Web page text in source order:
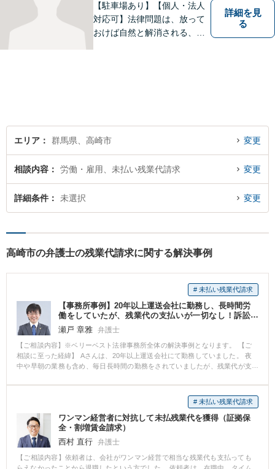
【駐車場あり】【個人・法人
対応可】法律問題は、放って
おけば自然と解消される、解
詳細を見
る
エリア 群馬県、高崎市 変更
相談内容 労働・雇用、未払い残業代請求 変更
詳細条件 未選択 変更
高崎市の弁護士の残業代請求に関する解決事例
# 未払い残業代請求
【事務所事例】20年以上運送会社に勤務し、長時間労
働をしていたが、残業代の支払いが一切なし！訴訟
（裁判）で、約770万円を得た
瀬戸 章雅 弁護士
【ご相談内容】※ベリーベスト法律事務所全体の解決事例となります。 【ご
相談に至った経緯】 Aさんは、20年以上運送会社にて勤務していました。 夜
中や早朝の業務も含め、毎日長時間の勤務をされていましたが、残業代が支
職することになりました。 【ご相談内容】 「会社から少しでも残業代を支払
ってもらいたい」とのご意向で、ベリーベストにご相談をいただきました。
【ベリーベストの対応とその結果】 会社に対し、未払いの残業代を支払うよ
うにという内容の通知書を送りましたが、会社からの回答がなかったため、
裁判所に対して残業代の支払いを求める訴訟（裁判）を提起しました。 訴訟
では、Aさんが会社に提出していた日報やトラックに設置されていたタコグラ
フによって、Aさんの労働時間を証明することができました。 第1審ではAさ
んに有利な内容の判決が出され、最終的に、控訴審においてもAさんに有利な
# 未払い残業代請求
ワンマン経営者に対抗して未払残業代を獲得（証拠保
全・割増賃金請求）
西村 直行 弁護士
【ご相談内容】依頼者は、会社がワンマン経営で相当な残業代も支払っても